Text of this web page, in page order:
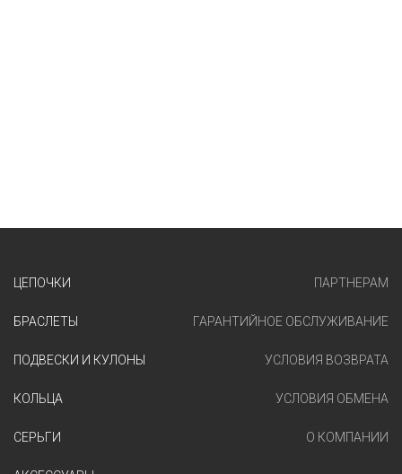
ЦЕПОЧКИ
БРАСЛЕТЫ
ПОДВЕСКИ И КУЛОНЫ
КОЛЬЦА
СЕРЬГИ
ПАРТНЕРАМ
ГАРАНТИЙНОЕ ОБСЛУЖИВАНИЕ
УСЛОВИЯ ВОЗВРАТА
УСЛОВИЯ ОБМЕНА
О КОМПАНИИ